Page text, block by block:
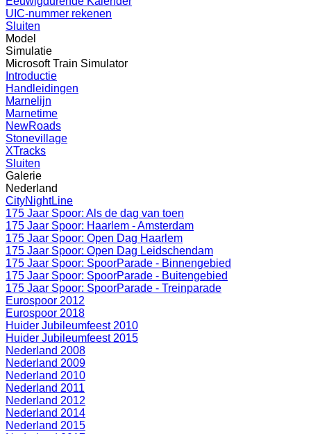
UIC-nummer rekenen
Sluiten
Model
Simulatie
Microsoft Train Simulator
Introductie
Handleidingen
Marnelijn
Marnetime
NewRoads
Stonevillage
XTracks
Sluiten
Galerie
Nederland
CityNightLine
175 Jaar Spoor: Als de dag van toen
175 Jaar Spoor: Haarlem - Amsterdam
175 Jaar Spoor: Open Dag Haarlem
175 Jaar Spoor: Open Dag Leidschendam
175 Jaar Spoor: SpoorParade - Binnengebied
175 Jaar Spoor: SpoorParade - Buitengebied
175 Jaar Spoor: SpoorParade - Treinparade
Eurospoor 2012
Eurospoor 2018
Huider Jubileumfeest 2010
Huider Jubileumfeest 2015
Nederland 2008
Nederland 2009
Nederland 2010
Nederland 2011
Nederland 2012
Nederland 2014
Nederland 2015